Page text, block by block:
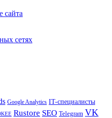
сайта
сетях
Google Analytics IT-специалисты
Rustore SEO Telegram VK